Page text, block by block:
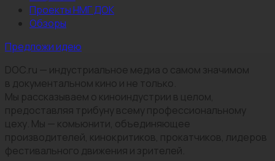
Проекты НМГ ДОК
Обзоры
Предложи идею
DOC.ru — индустриальное медиа о самом значимом
в документальном кино и не только.
Мы рассказываем о киноиндустрии в целом,
предоставляя трибуну всему профессиональному
цеху. Мы — комьюнити, объединяющее
производителей, кинокритиков, прокатчиков, лидеров
фестивального движения и зрителей.